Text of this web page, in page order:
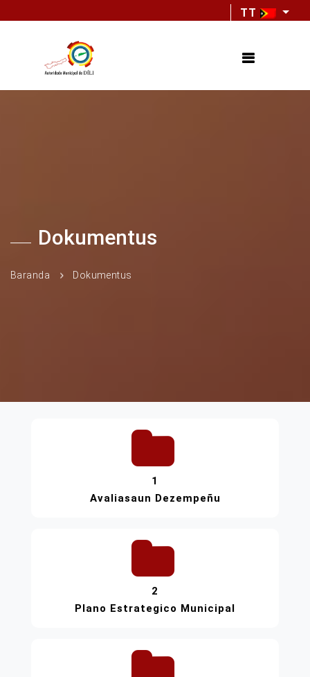
TT
Dokumentus
Baranda Dokumentus
1
Avaliasaun Dezempeñu
2
Plano Estrategico Municipal